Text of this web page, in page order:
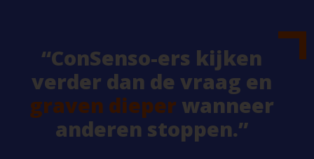
“ConSenso-ers kijken
verder dan de vraag en
graven dieper wanneer
anderen stoppen.”